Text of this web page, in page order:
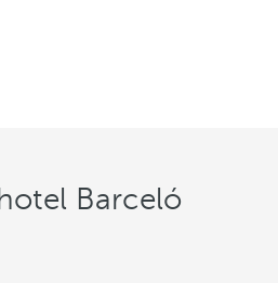
Barceló